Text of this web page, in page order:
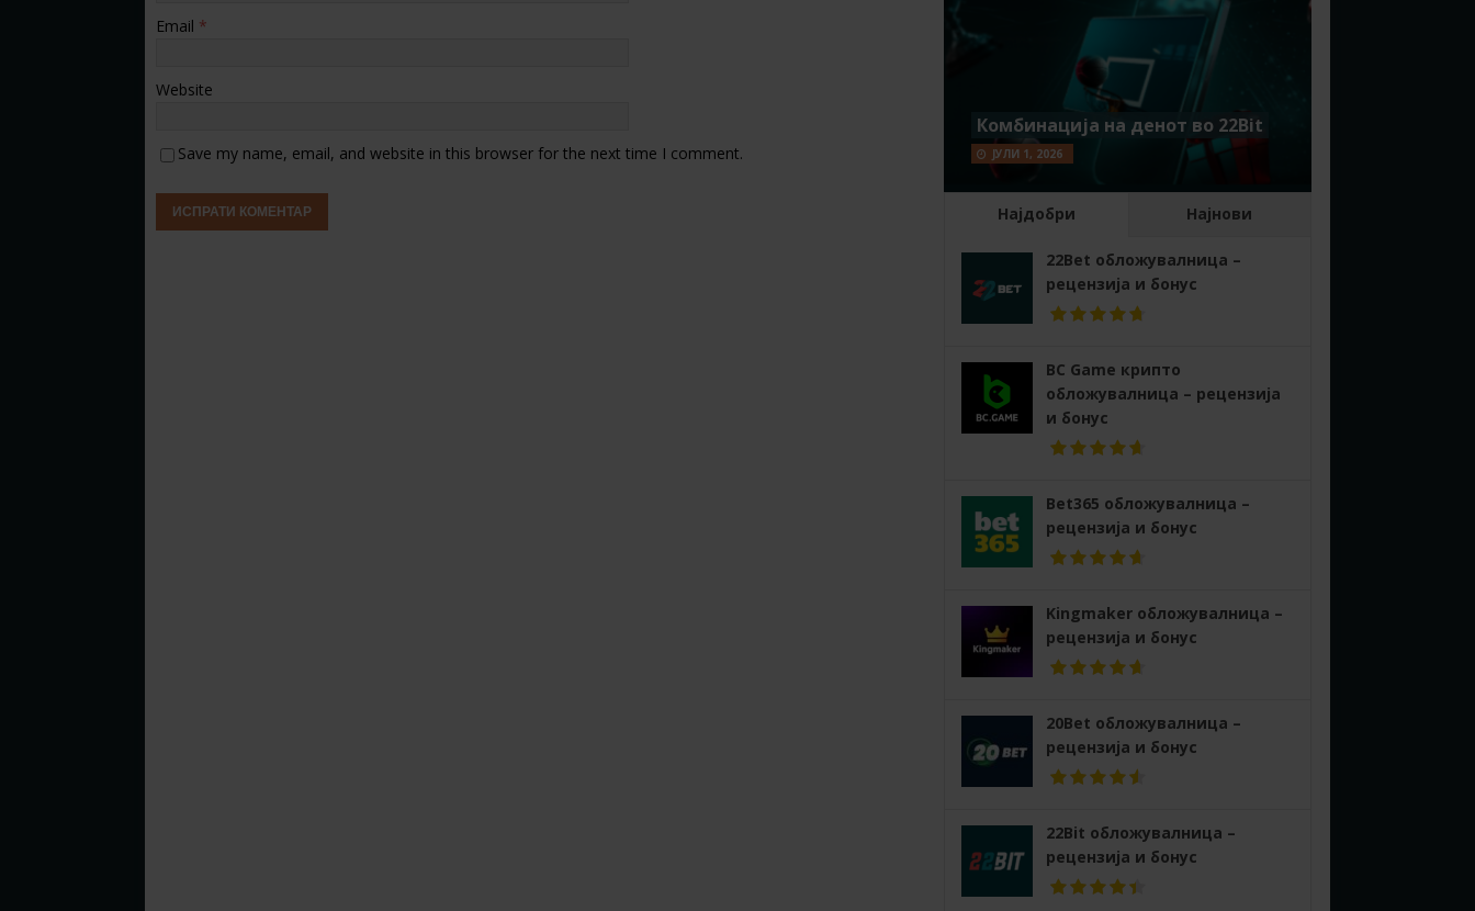
Email *
Website
Save my name, email, and website in this browser for the next time I comment.
Комбинација на денот во 22Bit
ЈУЛИ 1, 2026
Најдобри Најнови
22Bet обложувалница –
рецензија и бонус
BC Game крипто
обложувалница – рецензија
и бонус
Bet365 обложувалница –
рецензија и бонус
Kingmaker обложувалница –
рецензија и бонус
20Bet обложувалница –
рецензија и бонус
22Bit обложувалница –
рецензија и бонус